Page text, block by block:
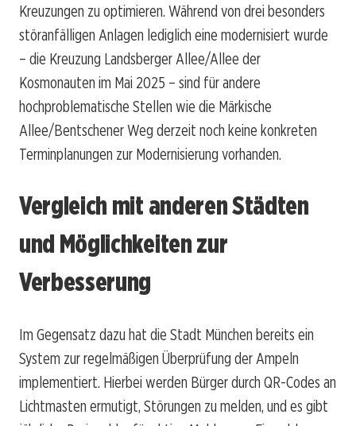
Kreuzungen zu optimieren. Während von drei besonders
störanfälligen Anlagen lediglich eine modernisiert wurde
– die Kreuzung Landsberger Allee/Allee der
Kosmonauten im Mai 2025 – sind für andere
hochproblematische Stellen wie die Märkische
Allee/Bentschener Weg derzeit noch keine konkreten
Terminplanungen zur Modernisierung vorhanden.
Vergleich mit anderen Städten
und Möglichkeiten zur
Verbesserung
Im Gegensatz dazu hat die Stadt München bereits ein
System zur regelmäßigen Überprüfung der Ampeln
implementiert. Hierbei werden Bürger durch QR-Codes an
Lichtmasten ermutigt, Störungen zu melden, und es gibt